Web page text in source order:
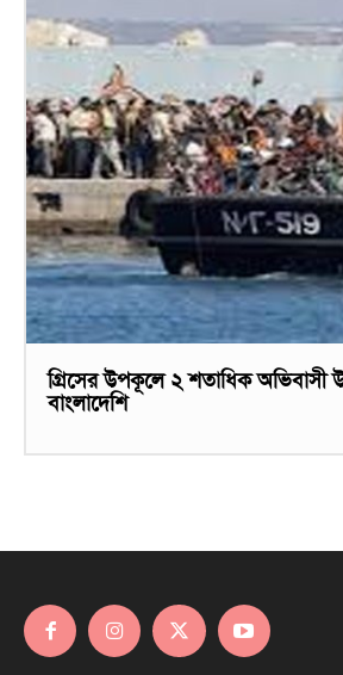
গ্রিসের উপকূলে ২ শতাধিক অভিবাসী
বাংলাদেশি